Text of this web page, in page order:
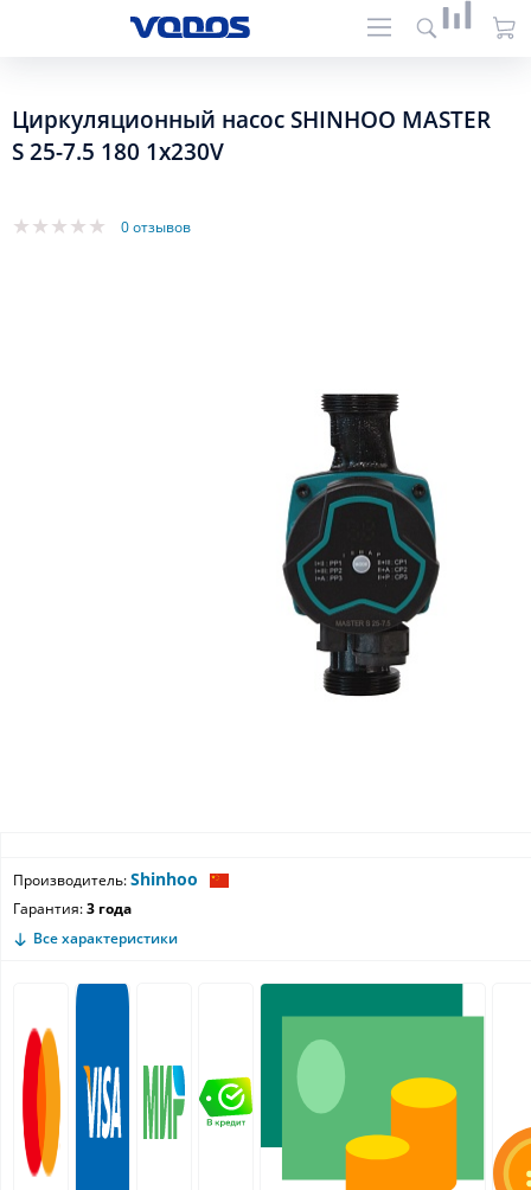
Циркуляционный насос SHINHOO MASTER
S 25-7.5 180 1x230V
0 отзывов
Производитель:Shinhoo
Гарантия:3 года
Все характеристики